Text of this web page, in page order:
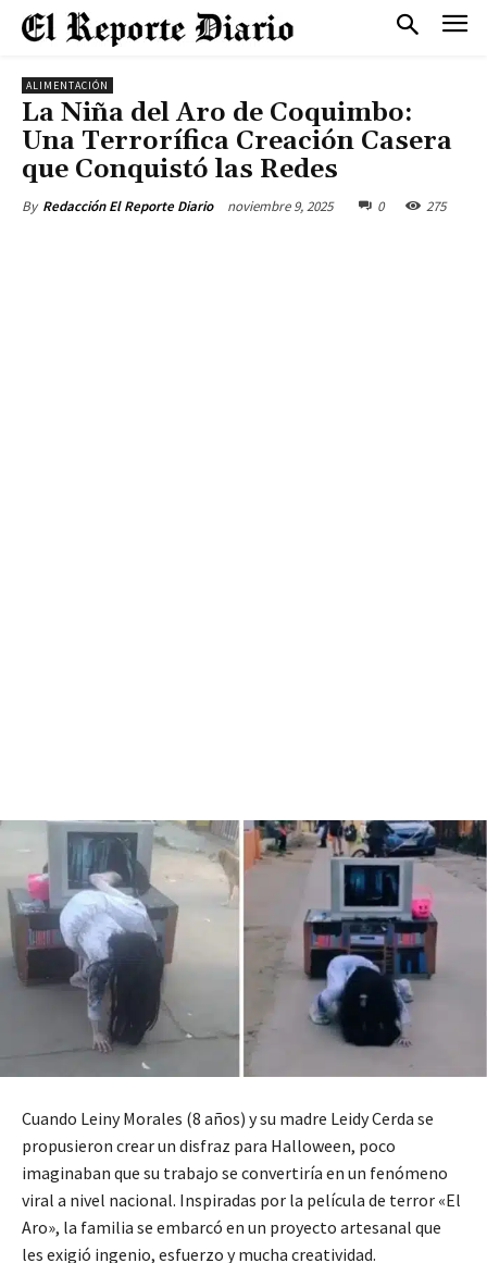
ALIMENTACIÓN
La Niña del Aro de Coquimbo:
Una Terrorífica Creación Casera
que Conquistó las Redes
By Redacción El Reporte Diario noviembre 9, 2025 0 275
Cuando Leiny Morales (8 años) y su madre Leidy Cerda se
propusieron crear un disfraz para Halloween, poco
imaginaban que su trabajo se convertiría en un fenómeno
viral a nivel nacional. Inspiradas por la película de terror «El
Aro», la familia se embarcó en un proyecto artesanal que
les exigió ingenio, esfuerzo y mucha creatividad.